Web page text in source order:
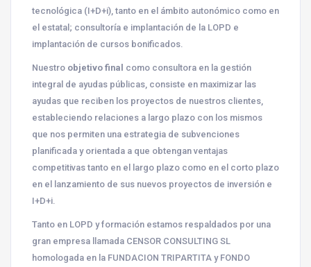
tecnológica (I+D+i), tanto en el ámbito autonómico como en
el estatal; consultoría e implantación de la LOPD e
implantación de cursos bonificados.
Nuestro objetivo final como consultora en la gestión
integral de ayudas públicas, consiste en maximizar las
ayudas que reciben los proyectos de nuestros clientes,
estableciendo relaciones a largo plazo con los mismos
que nos permiten una estrategia de subvenciones
planificada y orientada a que obtengan ventajas
competitivas tanto en el largo plazo como en el corto plazo
en el lanzamiento de sus nuevos proyectos de inversión e
I+D+i.
Tanto en LOPD y formación estamos respaldados por una
gran empresa llamada CENSOR CONSULTING SL
homologada en la FUNDACION TRIPARTITA y FONDO